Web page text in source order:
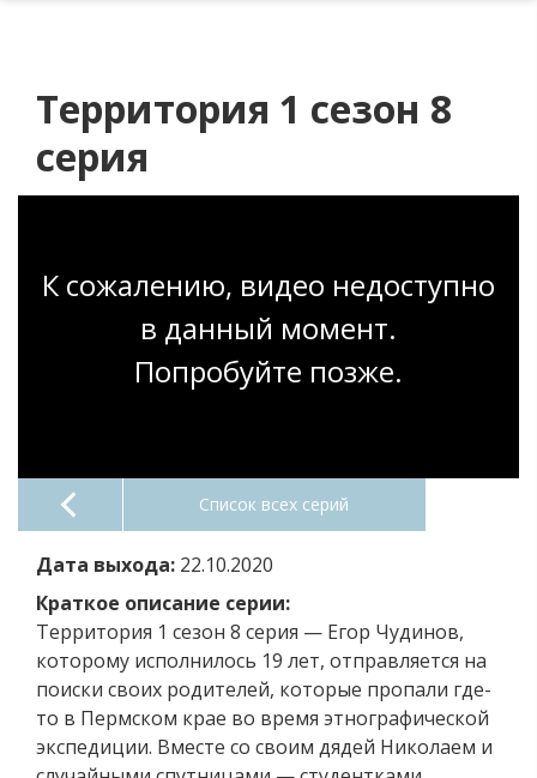
Территория 1 сезон 8
серия
К сожалению, видео недоступно
в данный момент.
Попробуйте позже.
Список всех серий
Дата выхода: 22.10.2020
Краткое описание серии:
Территория 1 сезон 8 серия — Егор Чудинов,
которому исполнилось 19 лет, отправляется на
поиски своих родителей, которые пропали где-
то в Пермском крае во время этнографической
экспедиции. Вместе со своим дядей Николаем и